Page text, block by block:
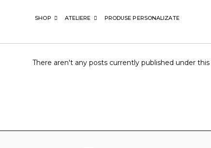
SHOP ATELIERE PRODUSE PERSONALIZATE
There aren't any posts currently published under this